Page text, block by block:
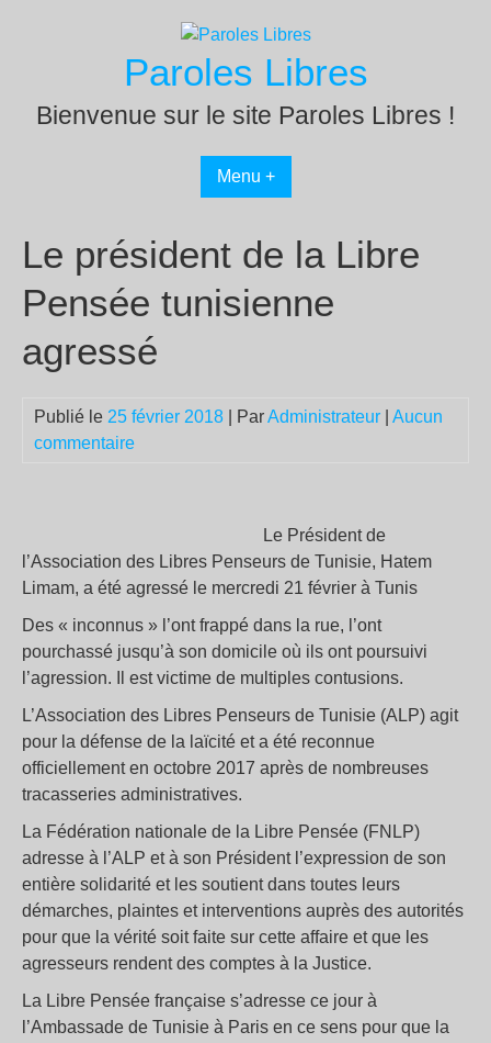
Paroles Libres
Bienvenue sur le site Paroles Libres !
Menu +
Le président de la Libre
Pensée tunisienne
agressé
Publié le 25 février 2018 | ParAdministrateur
Aucun
commentaire
Le Président de
l’Association des Libres Penseurs de Tunisie, Hatem
Limam, a été agressé le mercredi 21 février à Tunis
Des « inconnus » l’ont frappé dans la rue, l’ont
pourchassé jusqu’à son domicile où ils ont poursuivi
l’agression. Il est victime de multiples contusions.
L’Association des Libres Penseurs de Tunisie (ALP) agit
pour la défense de la laïcité et a été reconnue
officiellement en octobre 2017 après de nombreuses
tracasseries administratives.
La Fédération nationale de la Libre Pensée (FNLP)
adresse à l’ALP et à son Président l’expression de son
entière solidarité et les soutient dans toutes leurs
démarches, plaintes et interventions auprès des autorités
pour que la vérité soit faite sur cette affaire et que les
agresseurs rendent des comptes à la Justice.
La Libre Pensée française s’adresse ce jour à
l’Ambassade de Tunisie à Paris en ce sens pour que la